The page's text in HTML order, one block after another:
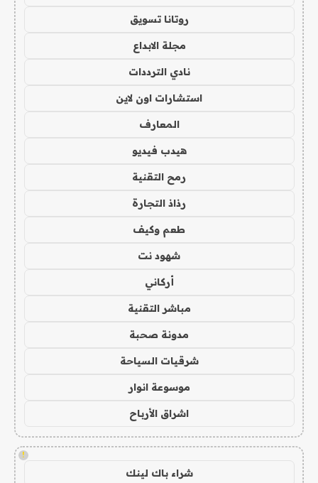
روتانا تسويق
مجلة الابداع
نادي الترددات
استشارات اون لاين
المعارف
هيدب فيديو
رمح التقنية
رذاذ التجارة
طعم وكيف
شهود نت
أركاني
مباشر التقنية
مدونة صحبة
شرقيات السياحة
موسوعة انوار
اشراق الأرباح
!
شراء باك لينك